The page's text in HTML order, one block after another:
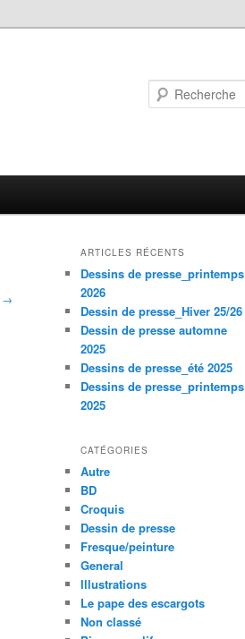
→
ARTICLES RÉCENTS
Dessins de presse_printemps
2026
Dessin de presse_Hiver 25/26
Dessin de presse automne
2025
Dessins de presse_été 2025
Dessins de presse_printemps
2025
CATÉGORIES
Autre
BD
Croquis
Dessin de presse
Fresque/peinture
General
Illustrations
Le pape des escargots
Non classé